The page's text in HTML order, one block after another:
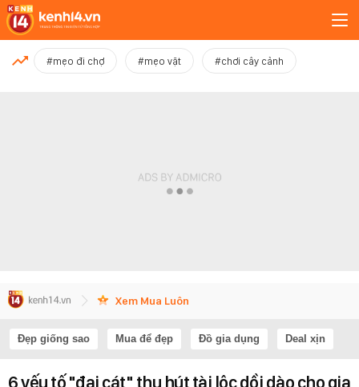
MỚI NHẤT
#mẹo đi chợ #mẹo vặt #chơi cây cảnh
Xem Mua Luôn
Đẹp giống sao Mua để đẹp Đồ gia dụng Deal xịn
6 yếu tố "đại cát" thu hút tài lộc dồi dào cho gia